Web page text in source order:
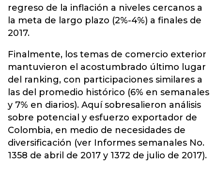
regreso de la inflación a niveles cercanos a
la meta de largo plazo (2%-4%) a finales de
2017.
Finalmente, los temas de comercio exterior
mantuvieron el acostumbrado último lugar
del ranking, con participaciones similares a
las del promedio histórico (6% en semanales
y 7% en diarios). Aquí sobresalieron análisis
sobre potencial y esfuerzo exportador de
Colombia, en medio de necesidades de
diversificación (ver Informes semanales No.
1358 de abril de 2017 y 1372 de julio de 2017).